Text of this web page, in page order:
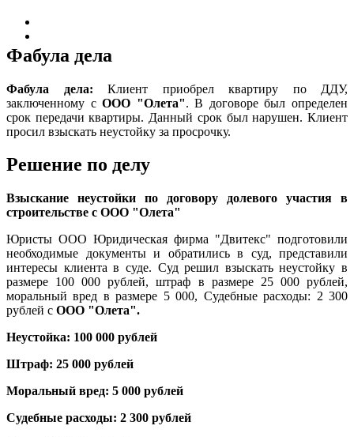
Фабула дела
Фабула дела: Клиент приобрел квартиру по ДДУ,
заключенному сООО "Олета". В договоре был определен
срок передачи квартиры. Данный срок был нарушен. Клиент
просил взыскать неустойку за просрочку.
Решение по делу
Взыскание неустойки по договору долевого участия в
строительстве с ООО "Олета"
Юристы ООО Юридическая фирма "Двитекс" подготовили
необходимые документы и обратились в суд, представили
интересы клиента в суде. Суд решил взыскать неустойку в
размере 100 000 рублей, штраф в размере 25 000 рублей,
моральный вред в размере 5 000, Судебные расходы: 2 300
рублей с ООО "Олета".
Неустойка: 100 000 рублей
Штраф: 25 000 рублей
Моральный вред: 5 000 рублей
Судебные расходы: 2 300 рублей